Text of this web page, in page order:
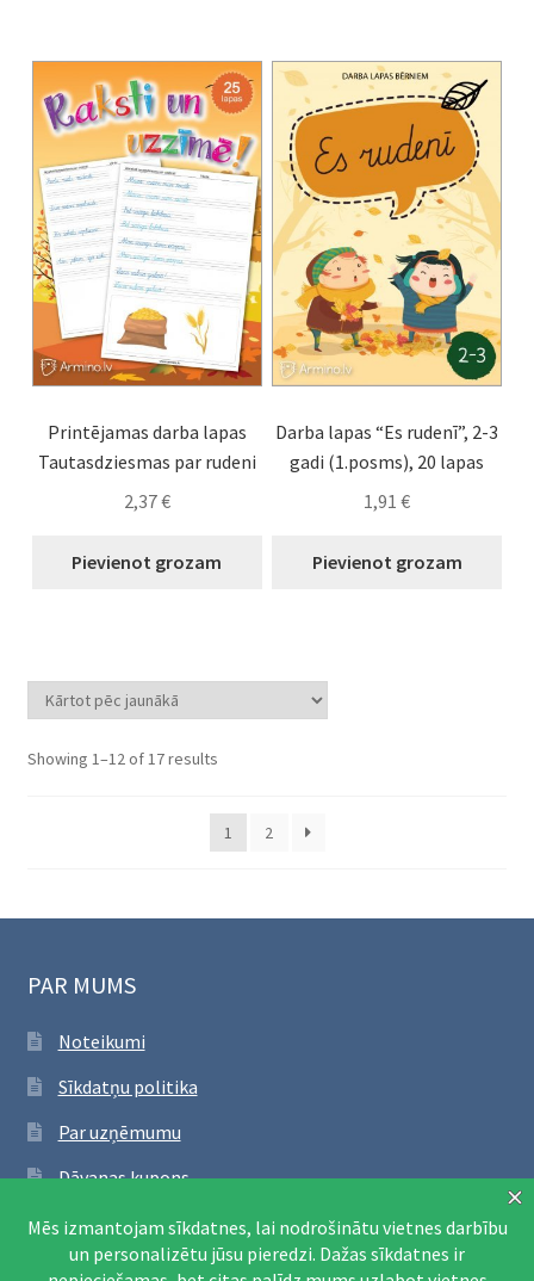
Printējamas darba lapas
Tautasdziesmas par rudeni
2,37€
Pievienot grozam
Darba lapas “Es rudenī”, 2-3
gadi (1.posms), 20 lapas
1,91€
Pievienot grozam
Showing 1–12 of 17 resultsSorted
latest
1
2
PAR MUMS
Noteikumi
Sīkdatņu politika
Par uzņēmumu
Dāvanas kupons
SEKO FACEBOOK